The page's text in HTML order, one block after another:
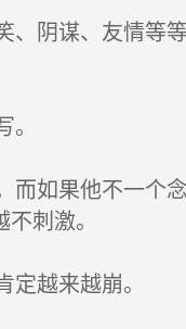
阴谋、友情等
如果他不一个
刺激。
越来越崩。